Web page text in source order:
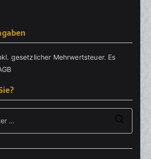
gesetzlicher Mehrwertsteuer. Es